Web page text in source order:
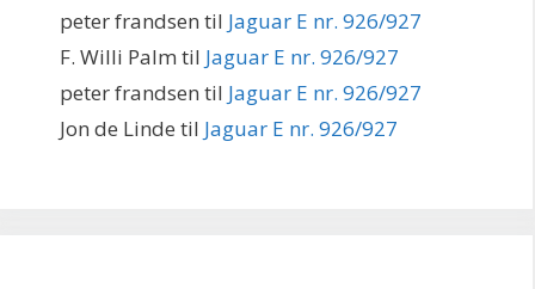
peter frandsen til Jaguar E nr. 926/927
F. Willi Palm til Jaguar E nr. 926/927
peter frandsen til Jaguar E nr. 926/927
Jon de Linde til Jaguar E nr. 926/927